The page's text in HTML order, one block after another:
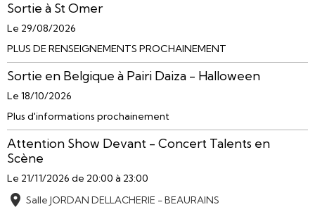
Sortie à St Omer
Le 29/08/2026
PLUS DE RENSEIGNEMENTS PROCHAINEMENT
Sortie en Belgique à Pairi Daiza - Halloween
Le 18/10/2026
Plus d'informations prochainement
Attention Show Devant - Concert Talents en
Scène
Le 21/11/2026 de 20:00 à 23:00
Salle JORDAN DELLACHERIE - BEAURAINS